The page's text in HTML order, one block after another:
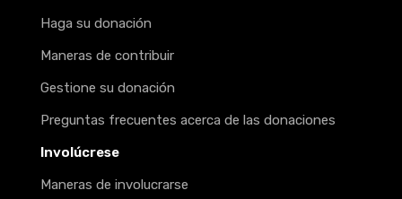
Haga su donación
Maneras de contribuir
Gestione su donación
Preguntas frecuentes acerca de las donaciones
Involúcrese
Maneras de involucrarse